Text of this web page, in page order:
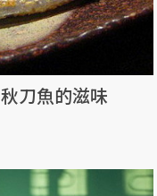
刀魚的滋味